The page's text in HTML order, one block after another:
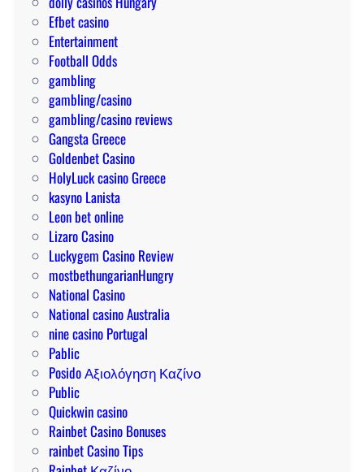
Efbet casino
Entertainment
Football Odds
gambling
gambling/casino
gambling/casino reviews
Gangsta Greece
Goldenbet Casino
HolyLuck casino Greece
kasyno Lanista
Leon bet online
Lizaro Casino
Luckygem Casino Review
mostbethungarianHungry
National Casino
National casino Australia
nine casino Portugal
Pablic
Posido Αξιολόγηση Καζίνο
Public
Quickwin casino
Rainbet Casino Bonuses
rainbet Casino Tips